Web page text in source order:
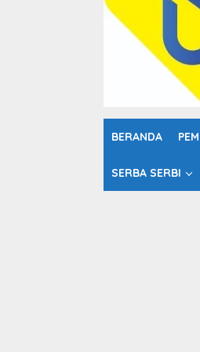
BERANDA
SERBA SERBI